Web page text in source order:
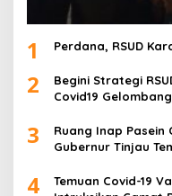
1 Perdana, RSUD
2
Begini Strategi
Covid19
3
Ruang Inap Pasein
Gubernur Tinjau
4
Temuan Covid-19